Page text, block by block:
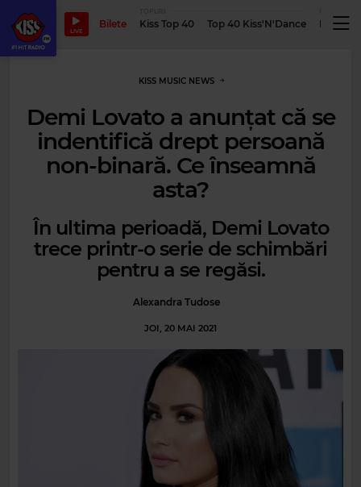
LIVE
Bilete Kiss Top 40 Top 40 Kiss'N'Dance
KISS MUSIC NEWS
Demi Lovato a anunțat că se
indentifică drept persoană
non-binară. Ce înseamnă
asta?
În ultima perioadă, Demi Lovato
trece printr-o serie de schimbări
pentru a se regăsi.
Alexandra Tudose
JOI, 20 MAI 2021